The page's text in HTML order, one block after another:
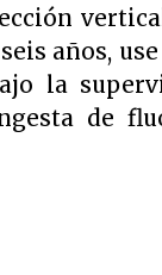
años,
la
de